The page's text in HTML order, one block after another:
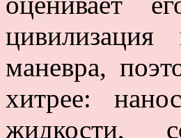
маневра,
хитрее:
жидкости,